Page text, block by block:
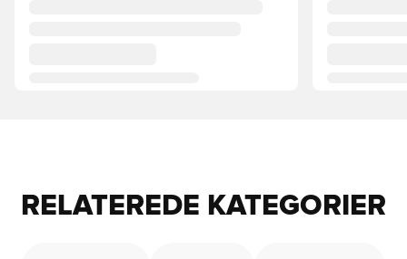
RELATEREDE KATEGORIER